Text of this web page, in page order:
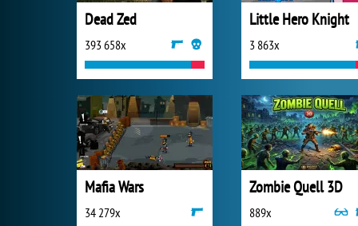
Dead Zed
393 658x
Little Hero Knight
3 863x
Mafia Wars
34 279x
Zombie Quell 3D
889x